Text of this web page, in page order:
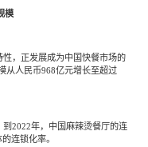
模
，正发展成为中国快餐市场的
从人民币968亿元增长至超过
2022年，中国麻辣烫餐厅的连
连锁化率。